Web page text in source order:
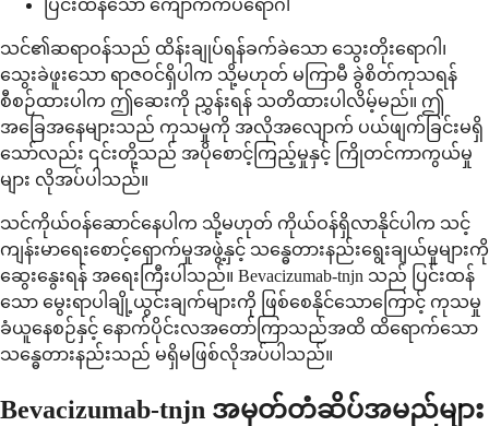
ပြင်းထန်သော ကျောက်ကပ်ရောဂါ
သင်၏ဆရာဝန်သည် ထိန်းချုပ်ရန်ခက်ခဲသော သွေးတိုးရောဂါ၊
သွေးခဲဖူးသော ရာဇဝင်ရှိပါက သို့မဟုတ် မကြာမီ ခွဲစိတ်ကုသရန်
စီစဉ်ထားပါက ဤဆေးကို ညွှန်းရန် သတိထားပါလိမ့်မည်။ ဤ
အခြေအနေများသည် ကုသမှုကို အလိုအလျောက် ပယ်ဖျက်ခြင်းမရှိ
သော်လည်း ၎င်းတို့သည် အပိုစောင့်ကြည့်မှုနှင့် ကြိုတင်ကာကွယ်မှု
များ လိုအပ်ပါသည်။
သင်ကိုယ်ဝန်ဆောင်နေပါက သို့မဟုတ် ကိုယ်ဝန်ရှိလာနိုင်ပါက သင့်
ကျန်းမာရေးစောင့်ရှောက်မှုအဖွဲ့နှင့် သန္ဓေတားနည်းရွေးချယ်မှုများကို
ဆွေးနွေးရန် အရေးကြီးပါသည်။ Bevacizumab-tnjn သည် ပြင်းထန်
သော မွေးရာပါချို့ယွင်းချက်များကို ဖြစ်စေနိုင်သောကြောင့် ကုသမှု
ခံယူနေစဉ်နှင့် နောက်ပိုင်းလအတော်ကြာသည်အထိ ထိရောက်သော
သန္ဓေတားနည်းသည် မရှိမဖြစ်လိုအပ်ပါသည်။
Bevacizumab-tnjn အမှတ်တံဆိပ်အမည်များ